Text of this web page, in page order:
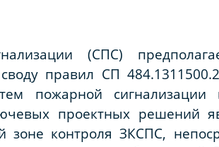
(СПС)
правил СП
пожарной сигнализации
проектных решений
контроля ЗКСПС,